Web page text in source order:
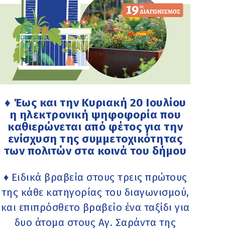
♦ Έως και την Κυριακή 20 Ιουλίου
η ηλεκτρονική ψηφοφορία που
καθιερώνεται από φέτος για την
ενίσχυση της συμμετοχικότητας
των πολιτών στα κοινά του δήμου
♦ Ειδικά βραβεία στους τρεις πρώτους
της κάθε κατηγορίας του διαγωνισμού,
και επιπρόσθετο βραβείο ένα ταξίδι για
δυο άτομα στους Αγ. Σαράντα της